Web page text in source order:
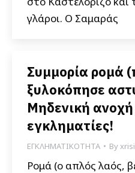
γλάροι. Ο Σαμαράς
Συμμορία ρομά
ξυλοκόπησε
Μηδενική
εγκληματίες!
ΕΓΚΛΗΜΑΤΙΚΟΤΗΤΑ By
Ρομά (ο απλός λαός,